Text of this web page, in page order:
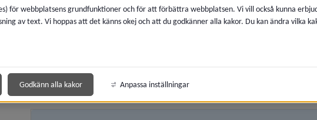
för Idrott, motion och friluftsliv
för Simhallar, badhus, utebassänger
för Hallar och idrottsanläggningar
Vallabadet, Hörnefors
för webbplatsens grundfunktioner och för att förbättra webbplatsen. Vi vill också kunna
av text. Vi hoppas att det känns okej och att du godkänner alla kakor. Du kan ändra vilka
Godkänn alla kakor Anpassa inställningar